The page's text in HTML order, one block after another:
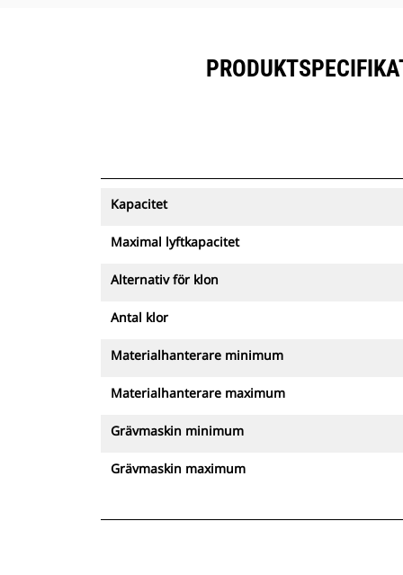
Kapacitet
Maximal lyftkapacitet
Alternativ för klon
Antal klor
Materialhanterare minimum
Materialhanterare maximum
Grävmaskin minimum
Grävmaskin maximum